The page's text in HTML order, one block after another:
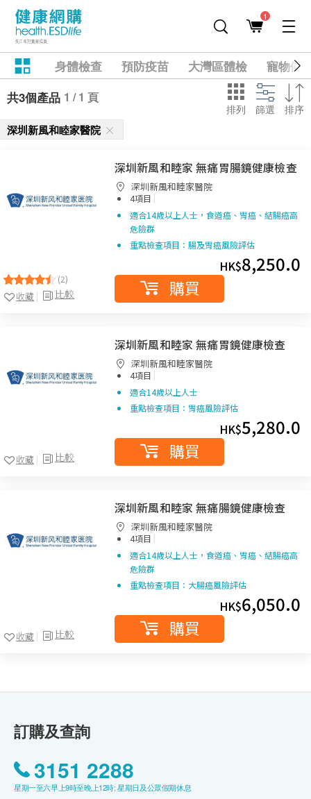
1
身體檢查 預防疫苗 大灣區體檢
寵物健
共3個產品 1 / 1 頁
排列 篩選 排序
深圳新風和睦家醫院
(2)
比較
收藏
深圳新風和睦家 無痛胃腸鏡健康檢查
深圳新風和睦家醫院
4項目 |
適合14歲以上人士，食道癌、胃癌、結腸癌高
危險群
重點檢查項目：腸及胃癌風險評估
HK$8,250.0
購買
比較
收藏
深圳新風和睦家 無痛胃鏡健康檢查
深圳新風和睦家醫院
4項目 |
適合14歲以上人士
重點檢查項目：胃癌風險評估
HK$5,280.0
購買
比較
收藏
深圳新風和睦家 無痛腸鏡健康檢查
深圳新風和睦家醫院
4項目 |
適合14歲以上人士，食道癌、胃癌、結腸癌高
危險群
重點檢查項目：大腸癌風險評估
HK$6,050.0
購買
訂購及查詢
3151 2288
星期一至六早上9時至晚上12時; 星期日及公眾假期休息